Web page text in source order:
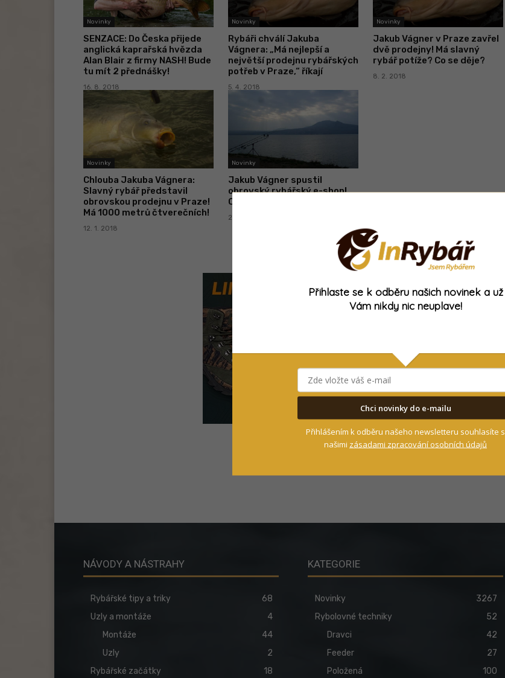
Novinky
SENZACE: Do Česka přijede
anglická kaprařská hvězda
Alan Blair z firmy NASH! Bude
tu mít 2 přednášky!
16. 8. 2018
Novinky
Rybáři chválí Jakuba
Vágnera: „Má nejlepší a
největší prodejnu rybářských
potřeb v Praze,“ říkají
5. 4. 2018
Novinky
Jakub Vágner v Praze zavřel
dvě prodejny! Má slavný
rybář potíže? Co se děje?
8. 2. 2018
Novinky
Chlouba Jakuba Vágnera:
Slavný rybář představil
obrovskou prodejnu v Praze!
Má 1000 metrů čtverečních!
12. 1. 2018
Novinky
Jakub Vágner spustil
obrovský rybářský e-shop!
Ovládne rybářský trh?
27. 11. 2017
NÁVODY A NÁSTRAHY
Rybářské tipy a triky
68
Uzly a montáže
4
Montáže
44
Uzly
2
Rybářské začátky
18
KATEGORIE
Novinky
3267
Rybolovné techniky
52
Dravci
42
Feeder
27
Položená
100
Přihlaste se k odběru našich novinek a už
Vám nikdy nic neuplave!
Chci novinky do e-mailu
Přihlášením k odběru našeho newsletteru souhlasíte s
našimi zásadami zpracování osobních údajů